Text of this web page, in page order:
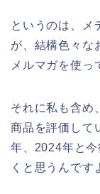
というのは、メ
が、結構色々な
メルマガを使っ
それに私も含め
商品を評価して
年、2024年と
くと思うんです